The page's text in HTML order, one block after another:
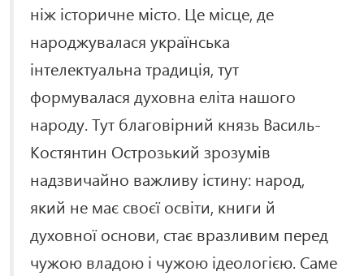
ніж історичне місто. Це місце, де
народжувалася українська
інтелектуальна традиція, тут
формувалася духовна еліта нашого
народу. Тут благовірний князь Василь-
Костянтин Острозький зрозумів
надзвичайно важливу істину: народ,
який не має своєї освіти, книги й
духовної основи, стає вразливим перед
чужою владою і чужою ідеологією. Саме